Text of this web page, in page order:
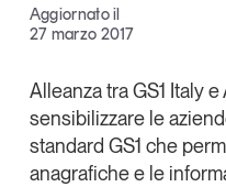
Il Numero
Interviste
Video
Podcast
Aggiornato il
27 marzo 2017
Alleanza traGS1 Italye
sensibilizzare le
standard GS1 che
anagrafiche e le